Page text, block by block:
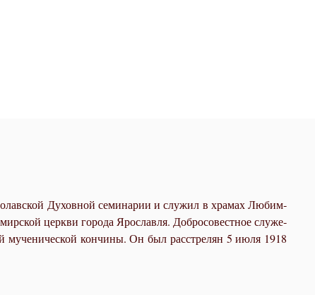
Ду­хов­ной се­ми­на­рии и слу­жил в хра­мах Лю­бим­
церк­ви го­ро­да Яро­слав­ля. Доб­ро­со­вест­ное слу­же­
му­че­ни­че­ской кон­чи­ны. Он был рас­стре­лян 5 июля 1918